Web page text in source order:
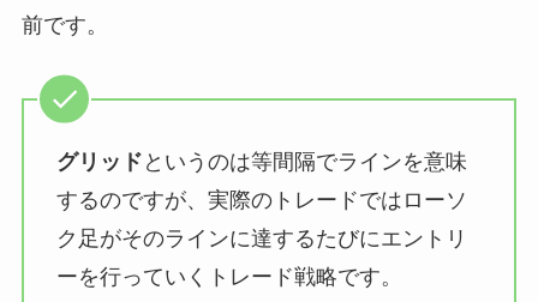
前です。
グリッド というのは等間隔でラインを意味
するのですが、実際のトレードではローソ
ク足がそのラインに達するたびにエントリ
ーを行っていくトレード戦略です。